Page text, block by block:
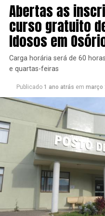
Abertas as
curso gratuito
Idosos em
Carga horária será de 60
e quartas-feiras
Publicado 1 ano atrás em março